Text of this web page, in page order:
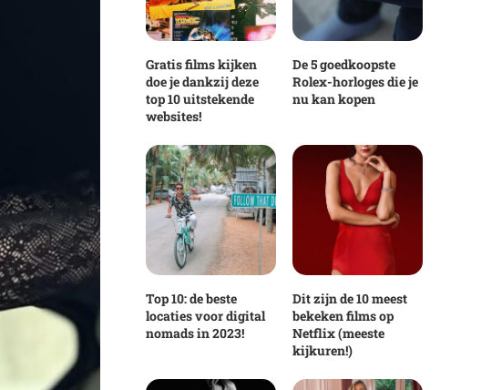
Gratis films kijken
doe je dankzij deze
top 10 uitstekende
websites!
De 5 goedkoopste
Rolex-horloges die je
nu kan kopen
Top 10: de beste
locaties voor digital
nomads in 2023!
Dit zijn de 10 meest
bekeken films op
Netflix (meeste
kijkuren!)